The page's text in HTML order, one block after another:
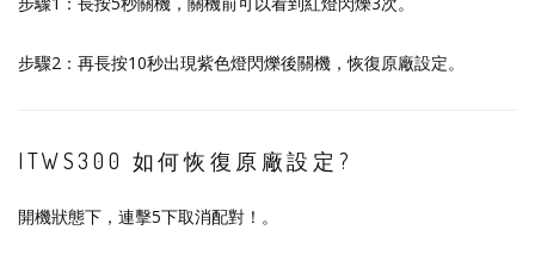
步驟2：再長按10秒出現紫色燈閃爍後關機，恢復原廠設定。
ITWS300 如何恢復原廠設定?
開機狀態下，連擊5下取消配對！。